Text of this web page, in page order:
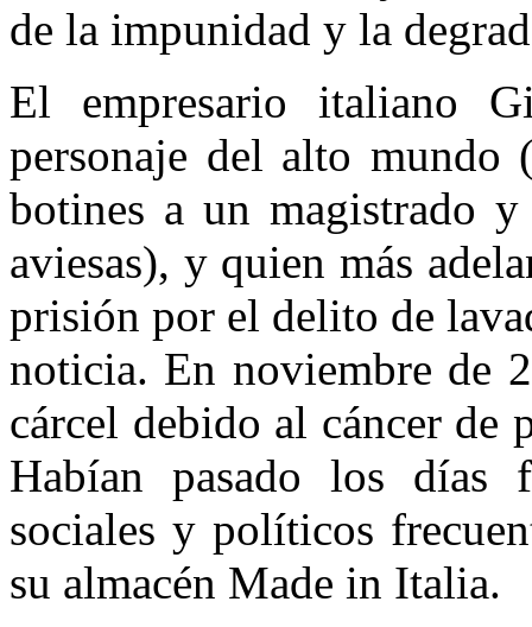
de la impunidad y la
El empresario italiano
personaje del alto mundo
botines a un magistrado
aviesas), y quien más
prisión por el delito de
noticia. En noviembre de
cárcel debido al cáncer de
Habían pasado los días
sociales y políticos
su almacén Made in Italia.